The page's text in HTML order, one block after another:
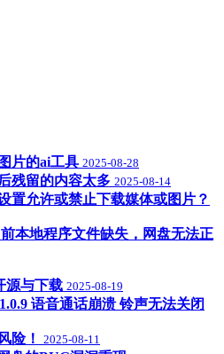
片的ai工具 2025-08-28
残留的内容太多 2025-08-14
置允许或禁止下载媒体或图片？
本地程序文件缺失，网盘无法正
源与下载 2025-08-19
语音通话崩溃 铃声无法关闭
险！ 2025-08-11